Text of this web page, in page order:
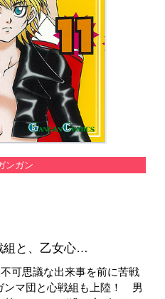
ンガン
と、乙女心…
可思議な出来事を前に苦戦
ンマ団と心戦組も上陸！ 男